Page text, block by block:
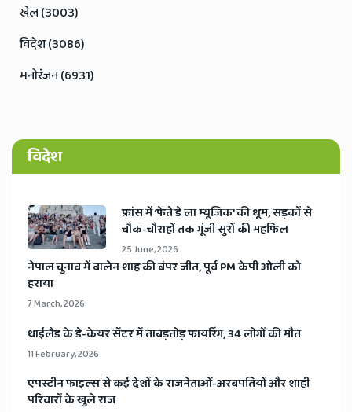
खेल (3003)
विदेश (3086)
मनोरंजन (6931)
विदेश
​फ्रांस में ‘फेते डे ला म्यूजिक’ की धूम, सड़कों से
चौक-चौराहों तक गूंजी सुरों की महफिल
25 June, 2026
​नेपाल चुनाव में बालेन शाह की बंपर जीत, पूर्व PM केपी ओली को
हराया
7 March, 2026
​थाईलैड के डे-केयर सेंटर में ताबड़तोड़ फायरिंग, 34 लोगों की मौत
11 February, 2026
​एपस्टीन फाइल्स से कई देशों के राजनेताओं-अरबपतियों और शाही
परिवारों के खुले राज